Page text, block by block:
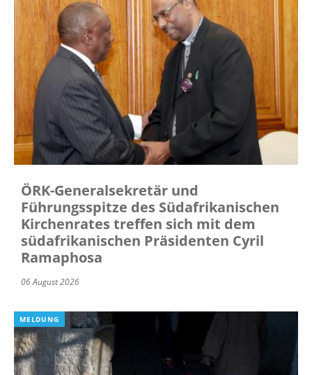
ÖRK-Generalsekretär und
Führungsspitze des Südafrikanischen
Kirchenrates treffen sich mit dem
südafrikanischen Präsidenten Cyril
Ramaphosa
06 August 2026
MELDUNG